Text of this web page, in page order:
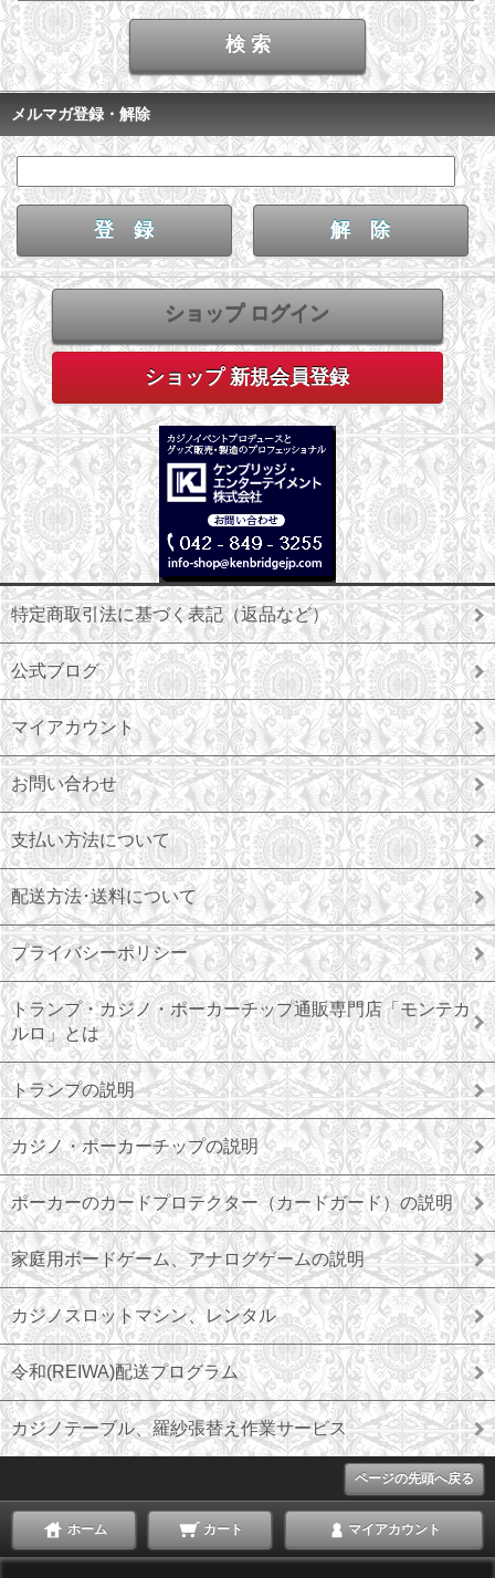
メルマガ登録・解除
ショップ ログイン
ショップ 新規会員登録
特定商取引法に基づく表記（返品など）
公式ブログ
マイアカウント
お問い合わせ
支払い方法について
配送方法･送料について
プライバシーポリシー
トランプ・カジノ・ポーカーチップ通販専門店「モンテカ
ルロ」とは
トランプの説明
カジノ・ポーカーチップの説明
ポーカーのカードプロテクター（カードガード）の説明
家庭用ボードゲーム、アナログゲームの説明
カジノスロットマシン、レンタル
令和(REIWA)配送プログラム
カジノテーブル、羅紗張替え作業サービス
ページの先頭へ戻る
ホーム カート マイアカウント